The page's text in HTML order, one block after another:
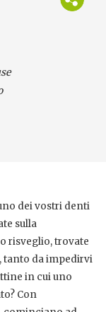
dei vostri denti
sulla
risveglio, trovate
tanto da impedirvi
in cui uno
Con